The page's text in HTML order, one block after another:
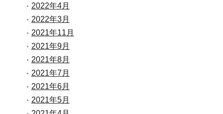
2022年4月
2022年3月
2021年11月
2021年9月
2021年8月
2021年7月
2021年6月
2021年5月